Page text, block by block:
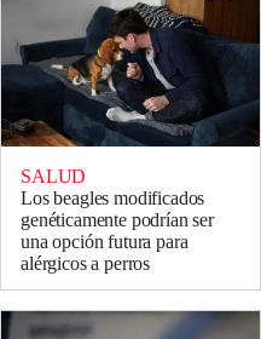
SALUD
Los beagles modificados
genéticamente podrían ser
una opción futura para
alérgicos a perros